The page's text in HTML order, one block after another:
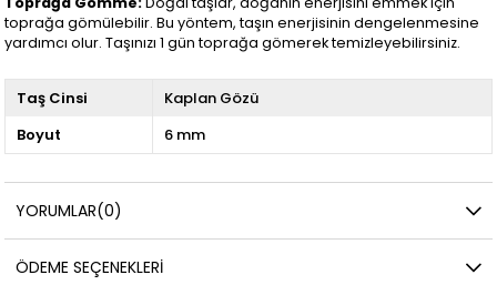
toprağa gömülebilir. Bu yöntem, taşın enerjisinin dengelenmesine
yardımcı olur. Taşınızı 1 gün toprağa gömerek temizleyebilirsiniz.
Taş Cinsi
Kaplan Gözü
Boyut
6 mm
YORUMLAR(0)
ÖDEME SEÇENEKLERI